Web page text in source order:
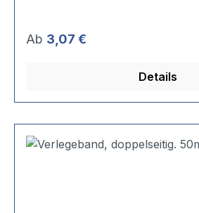
Regulärer Preis:
Ab 3,07 €
Details